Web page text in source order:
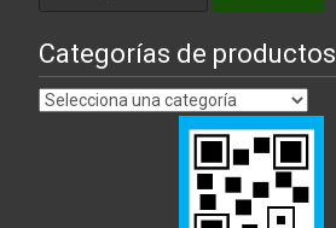
Categorías de productos